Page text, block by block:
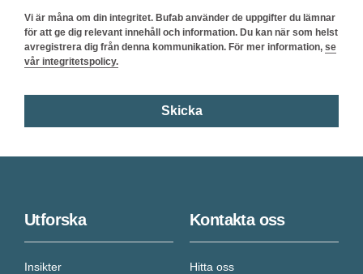
Vi är måna om din integritet. Bufab använder de uppgifter du lämnar
för att ge dig relevant innehåll och information. Du kan när som helst
avregistrera dig från denna kommunikation. För mer information, se
vår integritetspolicy.
Utforska
Insikter
Kontakta oss
Hitta oss